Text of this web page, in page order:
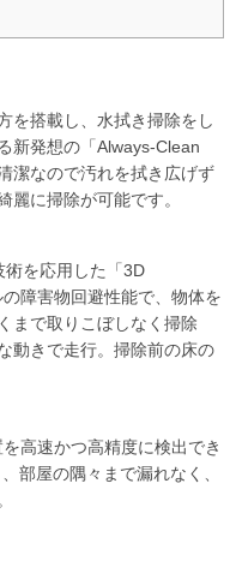
を搭載し、水拭き掃除をし
新発想の「Always-Clean
潔なので汚れを拭き広げず
麗に掃除が可能です。
術を応用した「3D
障害物回避性能で、物体を
まで取りこぼしなく掃除
動きで走行。掃除前の床の
高速かつ高精度に検出でき
部屋の隅々まで漏れなく、